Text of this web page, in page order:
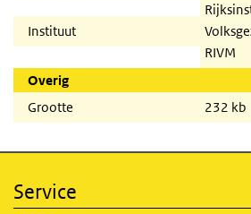
Instituut
RIVM
Overig
Grootte
232 kb
Service